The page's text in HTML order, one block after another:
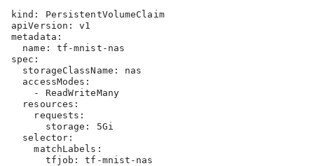
kind: PersistentVolumeClaim
apiVersion: v1
metadata:
name: tf-mnist-nas
spec:
storageClassName: nas
accessModes:
- ReadWriteMany
resources:
requests:
storage: 5Gi
selector:
matchLabels:
tfjob: tf-mnist-nas